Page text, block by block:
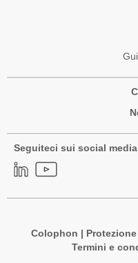
Seguiteci sui social media
Colophon |
Termini e